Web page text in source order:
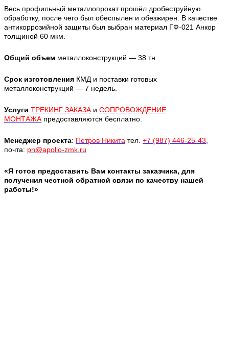
Весь профильный металлопрокат прошёл дробеструйную
обработку, после чего был обеспылен и обезжирен. В качестве
антикоррозийной защиты был выбран материал ГФ-021 Анкор
толщиной 60 мкм.
Общий объем металлоконструкций — 38 тн.
Срок изготовления КМД и поставки готовых
металлоконструкций — 7 недель.
Услуги ТРЕКИНГ ЗАКАЗАи СОПРОВОЖДЕНИЕ
МОНТАЖАпредоставляются бесплатно.
Менеджер проекта: Петров Никита тел. +7 (987) 446-25-43,
почта: pn@apollo-zmk.ru
«Я готов предоставить Вам контакты заказчика, для
получения честной обратной связи по качеству нашей
работы!»